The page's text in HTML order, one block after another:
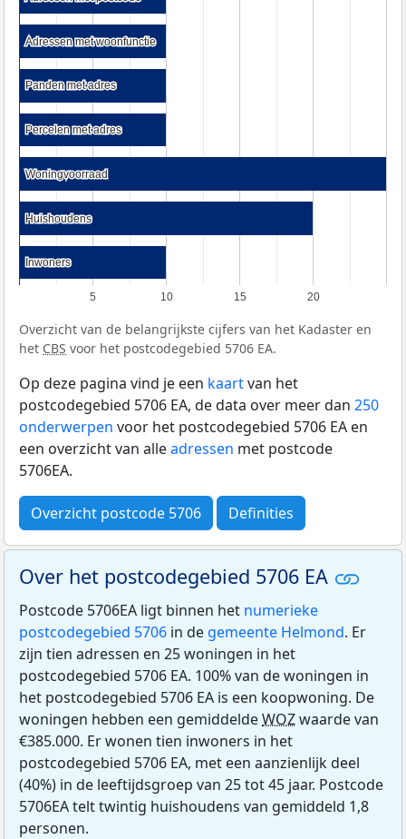
5 10 15 20
Adressen met woonfunctie
Adressen met woonfunctie
Panden met adres
Panden met adres
Percelen met adres
Percelen met adres
Woningvoorraad
Woningvoorraad
Huishoudens
Huishoudens
Inwoners
Inwoners
Overzicht van de belangrijkste cijfers van het Kadaster en
het CBS voor het postcodegebied 5706 EA.
Op deze pagina vind je een kaartvan het
postcodegebied 5706 EA, de data over meer dan 250
onderwerpen voor het postcodegebied 5706 EA en
een overzicht van alleadressen met postcode
5706EA.
Overzicht postcode 5706 Definities
Over het postcodegebied 5706 EA
Postcode 5706EA ligt binnen het numerieke
postcodegebied 5706 in de gemeente Helmond. Er
zijn tien adressen en 25 woningen in het
postcodegebied 5706 EA. 100% van de woningen in
het postcodegebied 5706 EA is een koopwoning. De
woningen hebben een gemiddeldeWOZwaarde van
€385.000. Er wonen tien inwoners in het
postcodegebied 5706 EA, met een aanzienlijk deel
(40%) in de leeftijdsgroep van 25 tot 45 jaar. Postcode
5706EA telt twintig huishoudens van gemiddeld 1,8
personen.